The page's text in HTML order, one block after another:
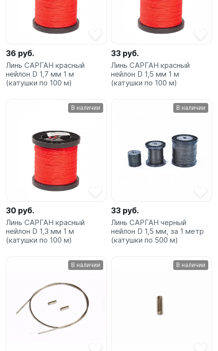
Бренды
36 руб.
Линь САРГАН красный
нейлон D 1,7 мм 1 м
(катушки по 100 м)
33 руб.
Линь САРГАН красный
нейлон D 1,5 мм 1 м
(катушки по 100 м)
В наличии
30 руб.
Линь САРГАН красный
нейлон D 1,3 мм 1 м
(катушки по 100 м)
В наличии
33 руб.
Линь САРГАН черный
нейлон D 1,5 мм, за 1 метр
(катушки по 500 м)
В наличии В наличии